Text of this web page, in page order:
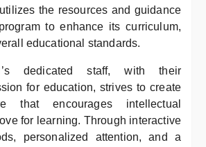
the resources and guidance
to enhance its curriculum,
educational standards.
dedicated staff, with their
for education, strives to create
that encourages intellectual
for learning. Through interactive
personalized attention, and a